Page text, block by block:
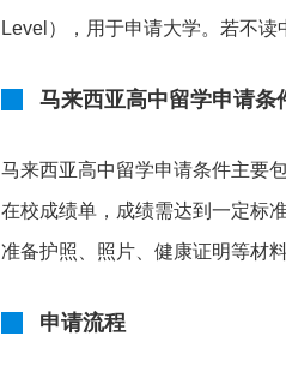
Level），用于申请大学。若不
马来西亚高中留学申请条
马来西亚高中留学申请条件主要
在校成绩单，成绩需达到一定标
准备护照、照片、健康证明等材
申请流程